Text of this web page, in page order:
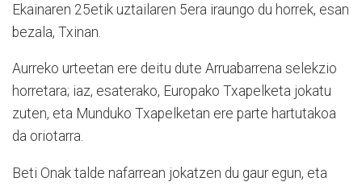
Ekainaren 25etik uztailaren 5era iraungo du horrek, esan
bezala, Txinan.
Aurreko urteetan ere deitu dute Arruabarrena selekzio
horretara; iaz, esaterako, Europako Txapelketa jokatu
zuten, eta Munduko Txapelketan ere parte hartutakoa
da oriotarra.
Beti Onak talde nafarrean jokatzen du gaur egun, eta